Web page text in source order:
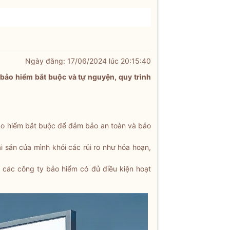
Ngày đăng: 17/06/2024 lúc 20:15:40
hiểm bắt buộc và tự nguyện, quy trình
hiểm bắt buộc để đảm bảo an toàn và bảo
của mình khỏi các rủi ro như hỏa hoạn,
công ty bảo hiểm có đủ điều kiện hoạt